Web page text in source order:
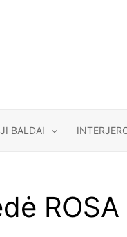
BALDAI
ROSA